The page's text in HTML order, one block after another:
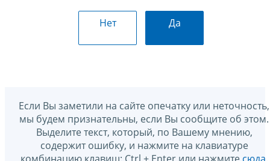
Нет Да
Если Вы заметили на сайте опечатку или неточность,
мы будем признательны, если Вы сообщите об этом.
Выделите текст, который, по Вашему мнению,
содержит ошибку, и нажмите на клавиатуре